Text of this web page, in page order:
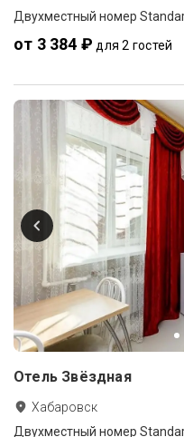
Двухместный номер
от 3 384 ₽ для 2 гостей
Отель Звёздная
Хабаровск
Двухместный номер